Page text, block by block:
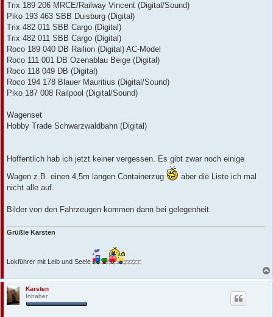
Trix 189 206 MRCE/Railway Vincent (Digital/Sound)
Piko 193 463 SBB Duisburg (Digital)
Trix 482 011 SBB Cargo (Digital)
Trix 482 011 SBB Cargo (Digital)
Roco 189 040 DB Railion (Digital) AC-Model
Roco 111 001 DB Ozenablau Beige (Digital)
Roco 118 049 DB (Digital)
Roco 194 178 Blauer Mauritius (Digital/Sound)
Piko 187 008 Railpool (Digital/Sound)
Wagenset
Hobby Trade Schwarzwaldbahn (Digital)
Hoffentlich hab ich jetzt keiner vergessen. Es gibt zwar noch einige
Wagen z.B. einen 4,5m langen Containerzug
aber die Liste ich mal
nicht alle auf.
Bilder von den Fahrzeugen kommen dann bei gelegenheit.
Grüßle Karsten
Lokführer mit Leib und Seele
Karsten
Inhaber